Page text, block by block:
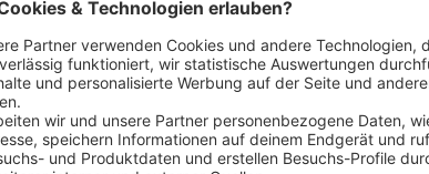
wir.
2 Wochen im Voraus.